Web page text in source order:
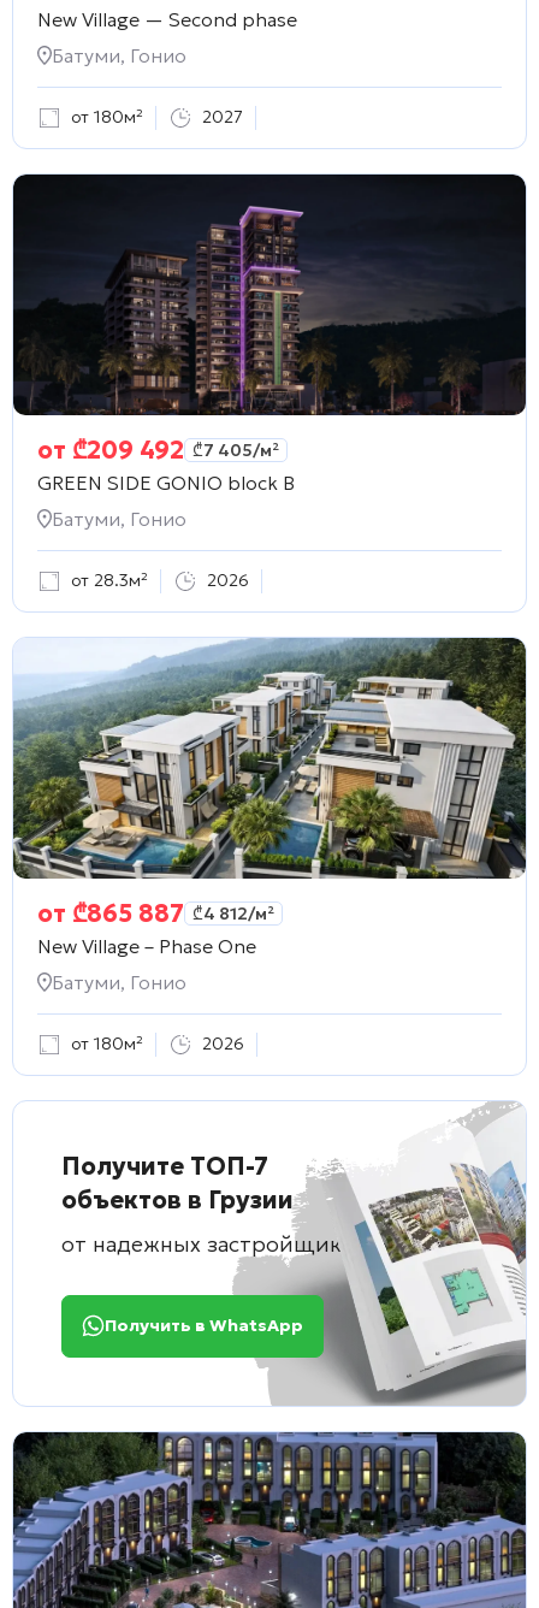
New Village — Second phase
Батуми, Гонио
от 180м² 2027
от ₾209 492 ₾7 405/м²
GREEN SIDE GONIO block B
Батуми, Гонио
от 28.3м² 2026
от ₾865 887 ₾4 812/м²
New Village – Phase One
Батуми, Гонио
от 180м² 2026
Получите ТОП-7
объектов в Грузии
от надежных застройщиков
Получить в WhatsApp